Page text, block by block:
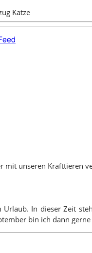
mit unseren Krafttieren
In dieser Zeit
bin ich dann